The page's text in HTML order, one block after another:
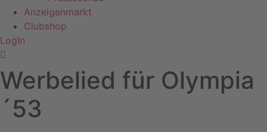
Anzeigenmarkt
Clubshop
LogIn
Werbelied für Olympia
´53